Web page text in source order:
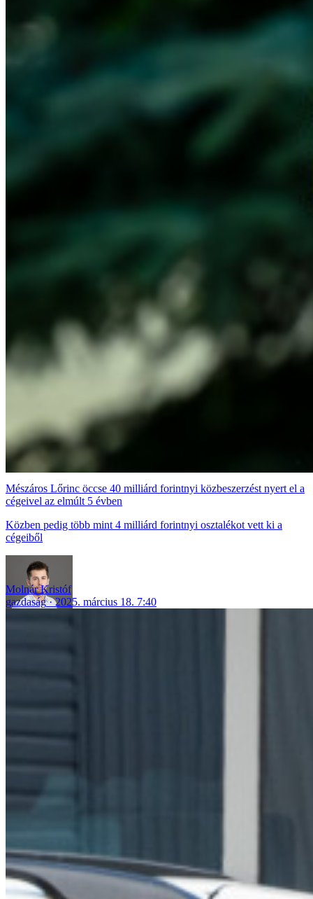
Mészáros Lőrinc öccse 40 milliárd forintnyi közbeszerzést nyert el a
cégeivel az elmúlt 5 évben
Közben pedig több mint 4 milliárd forintnyi osztalékot vett ki a
cégeiből
Molnár Kristóf
gazdaság
2025. március 18. 7:40